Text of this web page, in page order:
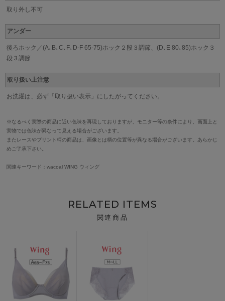
取り外し不可
アンダー
後ろホック／(A､B､C､F､D-F 65-75)ホック２段３調節、(D､E 80､85)ホック３
段３調節
取り扱い上注意
お洗濯は、必ず「取り扱い表示」にしたがってください。
※なるべく実際の商品に近い色味を再現しておりますが、モニター等の条件により、画面上と
実物では色味が異なって見える場合がございます。
またレースやプリント柄の商品は、画像とは柄の位置等が異なる場合がございます。あらかじ
めご了承下さい。
関連キーワード：wacoal WING ウィング
RELATED ITEMS
関連商品